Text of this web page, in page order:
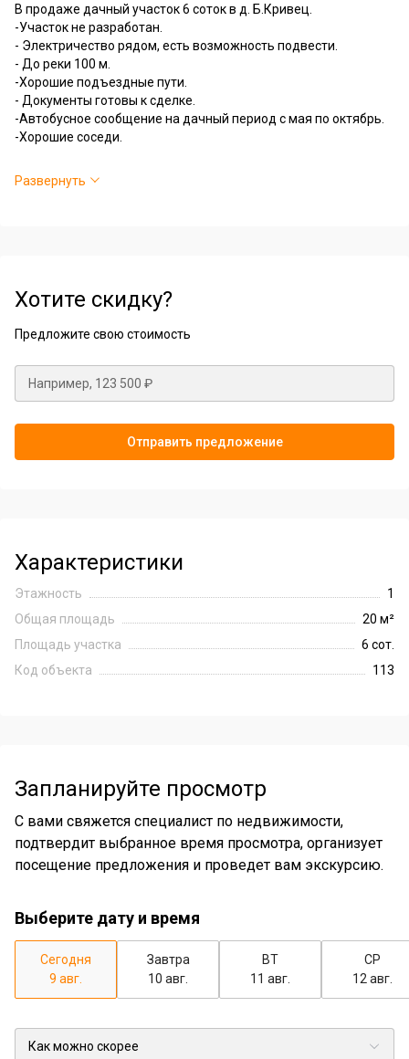
В продаже дачный участок 6 соток в д. Б.Кривец.
-Участок не разработан.
- Электричество рядом, есть возможность подвести.
- До реки 100 м.
-Хорошие подъездные пути.
- Документы готовы к сделке.
-Автобусное сообщение на дачный период с мая по октябрь.
-Хорошие соседи.
Обеспечим помощь в сборе необходимых документов для
сделки.
Развернуть
Хотите скидку?
Предложите свою стоимость
Отправить предложение
Характеристики
Этажность
1
Общая площадь
20 м²
Площадь участка
6 сот.
Код объекта
113
Запланируйте просмотр
С вами свяжется специалист по недвижимости,
подтвердит выбранное время просмотра, организует
посещение предложения и проведет вам экскурсию.
Выберите дату и время
Сегодня
9 авг.
Завтра
10 авг.
ВТ
11 авг.
СР
12 авг.